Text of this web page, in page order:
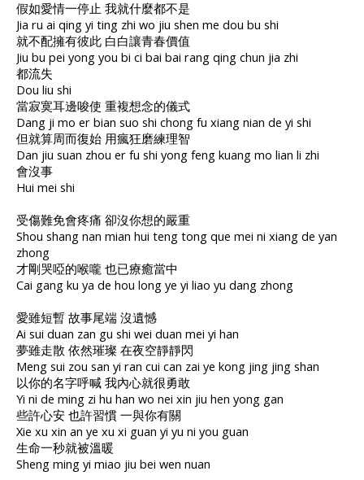
假如愛情一停止 我就什麼都不是
Jia ru ai qing yi ting zhi wo jiu shen me dou bu shi
就不配擁有彼此 白白讓青春價值
Jiu bu pei yong you bi ci bai bai rang qing chun jia zhi
都流失
Dou liu shi
當寂寞耳邊唆使 重複想念的儀式
Dang ji mo er bian suo shi chong fu xiang nian de yi shi
但就算周而復始 用瘋狂磨練理智
Dan jiu suan zhou er fu shi yong feng kuang mo lian li zhi
會沒事
Hui mei shi
受傷難免會疼痛 卻沒你想的嚴重
Shou shang nan mian hui teng tong que mei ni xiang de yan
zhong
才剛哭啞的喉嚨 也已療癒當中
Cai gang ku ya de hou long ye yi liao yu dang zhong
愛雖短暫 故事尾端 沒遺憾
Ai sui duan zan gu shi wei duan mei yi han
夢雖走散 依然璀璨 在夜空靜靜閃
Meng sui zou san yi ran cui can zai ye kong jing jing shan
以你的名字呼喊 我內心就很勇敢
Yi ni de ming zi hu han wo nei xin jiu hen yong gan
些許心安 也許習慣 一與你有關
Xie xu xin an ye xu xi guan yi yu ni you guan
生命一秒就被溫暖
Sheng ming yi miao jiu bei wen nuan